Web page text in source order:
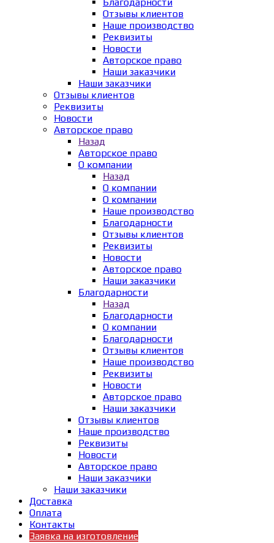
Отзывы клиентов
Наше производство
Реквизиты
Новости
Авторское право
Наши заказчики
Наши заказчики
Отзывы клиентов
Реквизиты
Новости
Авторское право
Назад
Авторское право
О компании
Назад
О компании
О компании
Наше производство
Благодарности
Отзывы клиентов
Реквизиты
Новости
Авторское право
Наши заказчики
Благодарности
Назад
Благодарности
О компании
Благодарности
Отзывы клиентов
Наше производство
Реквизиты
Новости
Авторское право
Наши заказчики
Отзывы клиентов
Наше производство
Реквизиты
Новости
Авторское право
Наши заказчики
Наши заказчики
Доставка
Оплата
Контакты
Заявка на изготовление